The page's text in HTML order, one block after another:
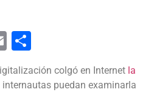
Email
colgó en Internet la
puedan examinarla